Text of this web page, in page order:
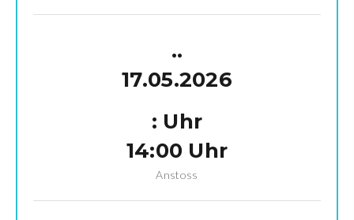
..
17.05.2026
: Uhr
14:00 Uhr
Anstoss